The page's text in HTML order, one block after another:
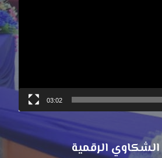
03:02
الرقمية